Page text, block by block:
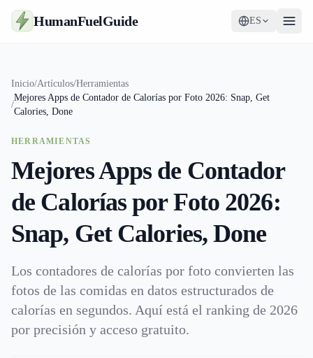
HumanFuelGuide ES
Herramientas
Estrategia
Inicio/Artículos/Herramientas
/
Mejores Apps de Contador de Calorías por Foto 2026: Snap, Get
Calories, Done
HERRAMIENTAS
Mejores Apps de Contador
de Calorías por Foto 2026:
Snap, Get Calories, Done
Los contadores de calorías por foto convierten las
fotos de las comidas en datos estructurados de
calorías en segundos. Aquí está el ranking de 2026
por precisión y acceso gratuito.